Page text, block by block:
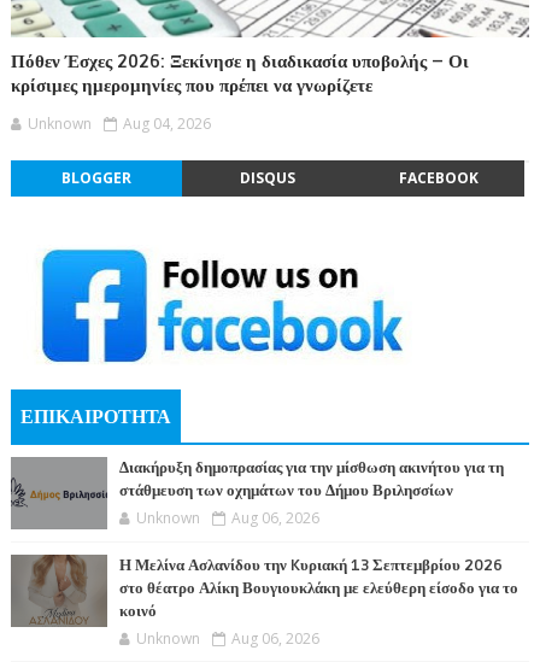
Πόθεν Έσχες 2026: Ξεκίνησε η διαδικασία υποβολής – Οι
κρίσιμες ημερομηνίες που πρέπει να γνωρίζετε
Unknown Aug 04, 2026
BLOGGER DISQUS FACEBOOK
ΕΠΙΚΑΙΡΟΤΗΤΑ
Διακήρυξη δημοπρασίας για την μίσθωση ακινήτου για τη
στάθμευση των οχημάτων του Δήμου Βριλησσίων
Unknown Aug 06, 2026
Η Μελίνα Ασλανίδου την Kυριακή 13 Σεπτεμβρίου 2026
στο θέατρο Αλίκη Βουγιουκλάκη με ελεύθερη είσοδο για το
κοινό
Unknown Aug 06, 2026